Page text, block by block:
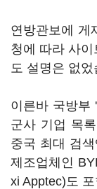
연방관보에 게
청에 따라 사
도 설명은 없었
이른바 국방부
군사 기업 목
중국 최대 검
제조업체인
xi Apptec)도